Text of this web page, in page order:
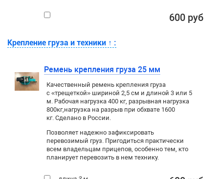
600 руб
Крепление груза и техники ↑ :
Ремень крепления груза 25 мм
Качественный ремень крепления груза
с «трещеткой» шириной 2,5 см и длиной 3 или 5
м. Рабочая нагрузка 400 кг, разрывная нагрузка
800кг,нагрузка на разрыв при обхвате 1600
кг. Сделано в России.
Позволяет надежно зафиксировать
перевозимый груз. Пригодиться практически
всем владельцам прицепов, особенно тем, кто
планирует перевозить в нем технику.